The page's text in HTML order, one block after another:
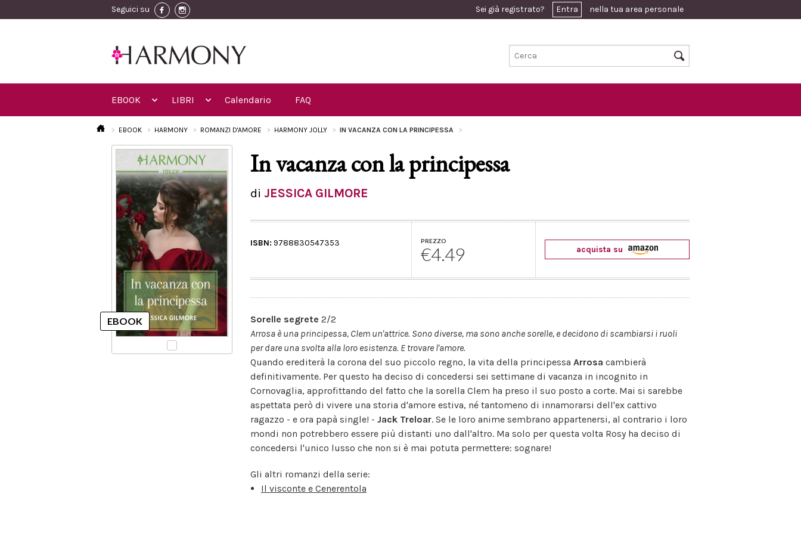
Seguici su Sei già registrato? Entra nella tua area personale
EBOOK LIBRI Calendario FAQ
EBOOK HARMONY ROMANZI D'AMORE HARMONY JOLLY IN VACANZA CON LA PRINCIPESSA
In vacanza con la principessa
di JESSICA GILMORE
ISBN: 9788830547353 PREZZO
€4.49 acquista su
Sorelle segrete 2/2
Arrosa è una principessa, Clem un'attrice. Sono diverse, ma sono anche sorelle, e decidono di scambiarsi i ruoli
per dare una svolta alla loro esistenza. E trovare l'amore.
Quando erediterà la corona del suo piccolo regno, la vita della principessaArrosa cambierà
definitivamente. Per questo ha deciso di concedersi sei settimane di vacanza in incognito in
Cornovaglia, approfittando del fatto che la sorella Clem ha preso il suo posto a corte. Mai si sarebbe
aspettata però di vivere una storia d'amore estiva, né tantomeno di innamorarsi dell'ex cattivo
ragazzo - e ora papà single! -Jack Treloar. Se le loro anime sembrano appartenersi, al contrario i loro
mondi non potrebbero essere più distanti uno dall'altro. Ma solo per questa volta Rosy ha deciso di
concedersi l'unico lusso che non si è mai potuta permettere: sognare!
Gli altri romanzi della serie:
Il visconte e Cenerentola